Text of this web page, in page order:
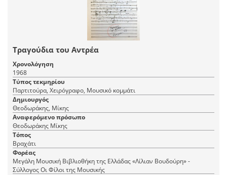
Τραγούδια του Αντρέα
Χρονολόγηση
1968
Τύπος τεκμηρίου
Παρτιτούρα, Χειρόγραφο, Μουσικό κομμάτι
Δημιουργός
Θεοδωράκης, Μίκης
Αναφερόμενο πρόσωπο
Θεοδωράκης Μίκης
Τόπος
Βραχάτι
Φορέας
Μεγάλη Μουσική Βιβλιοθήκη της Ελλάδας «Λίλιαν Βουδούρη» -
Σύλλογος Οι Φίλοι της Μουσικής